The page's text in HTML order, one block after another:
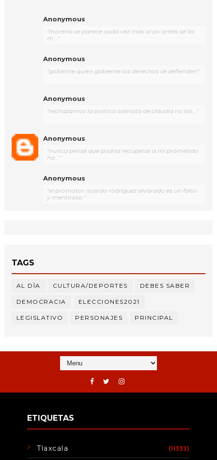
Anonymous
"morena se parece cada vez más al pri antes se lla
m..."
Anonymous
"gobierne quien gobierne los derechos se defienden"
Anonymous
"rechazamos la política salinista de claudia no los..."
Anonymous
"nunca pensé que podría recuperar a mi prometido
ha..."
Anonymous
"el promotor ricardo rodríguez alvarado es un falso
y mentiroso "
TAGS
AL DÍA CULTURA/DEPORTES DEBES SABER
DEMOCRACIA ELECCIONES2021
LEGISLATIVO PERSONAJES PRINCIPAL
ETIQUETAS
Tlaxcala (11333)